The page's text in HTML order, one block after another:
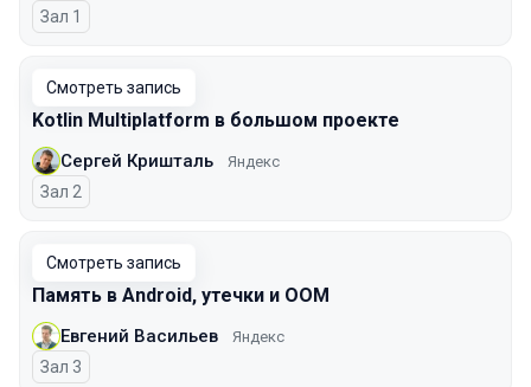
Зал 1
Смотреть запись
Kotlin Multiplatform в большом проекте
Сергей Кришталь Яндекс
Зал 2
Смотреть запись
Память в Android, утечки и OOM
Евгений Васильев Яндекс
Зал 3